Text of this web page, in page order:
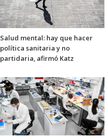
Salud mental: hay que hacer
política sanitaria y no
partidaria, afirmó Katz